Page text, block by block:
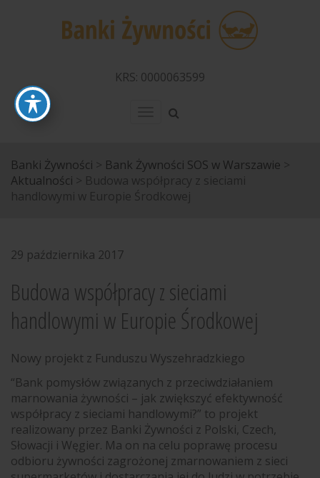
KRS: 0000063599
Menu
Banki Żywności > Bank Żywności SOS w Warszawie >
Aktualności > Budowa współpracy z sieciami
handlowymi w Europie Środkowej
29 października 2017
Budowa współpracy z sieciami
handlowymi w Europie Środkowej
Nowy projekt z Funduszu Wyszehradzkiego
“Bank pomysłów związanych z przeciwdziałaniem
marnowania żywności – jak zwiększyć efektywność
współpracy z sieciami handlowymi?” to projekt
realizowany przez Banki Żywności z Polski, Czech,
Słowacji i Węgier. Ma on na celu poprawę procesu
odbioru żywności zagrożonej zmarnowaniem z sieci